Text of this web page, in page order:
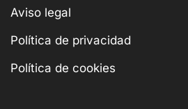
Aviso legal
Política de privacidad
Política de cookies